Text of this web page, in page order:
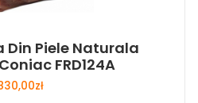
Din Piele Naturala
FRD124A
zł